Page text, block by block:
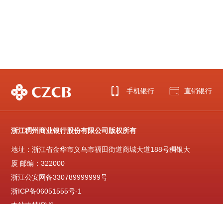
手机银行 直销银行
浙江稠州商业银行股份有限公司版权所有
地址：浙江省金华市义乌市福田街道商城大道188号稠银大
厦 邮编：322000
浙江公安网备330789999999号
浙ICP备06051555号-1